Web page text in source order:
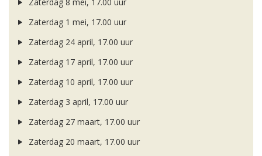
Zaterdag 8 mei, 17.00 uur
Zaterdag 1 mei, 17.00 uur
Zaterdag 24 april, 17.00 uur
Zaterdag 17 april, 17.00 uur
Zaterdag 10 april, 17.00 uur
Zaterdag 3 april, 17.00 uur
Zaterdag 27 maart, 17.00 uur
Zaterdag 20 maart, 17.00 uur